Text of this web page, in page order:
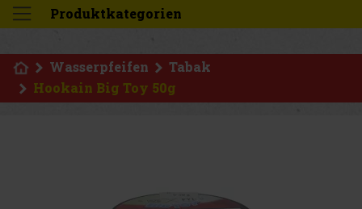
Produktkategorien
Wasserpfeifen
Tabak
Hookain Big Toy 50g